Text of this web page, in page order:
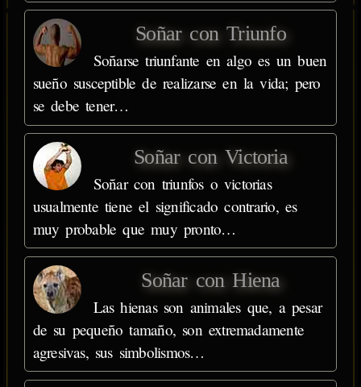
Soñar con Triunfo
Soñarse triunfante en algo es un buen
sueño susceptible de realizarse en la vida; pero
se debe tener…
Soñar con Victoria
Soñar con triunfos o victorias
usualmente tiene el significado contrario, es
muy probable que muy pronto…
Soñar con Hiena
Las hienas son animales que, a pesar
de su pequeño tamaño, son extremadamente
agresivas, sus simbolismos…